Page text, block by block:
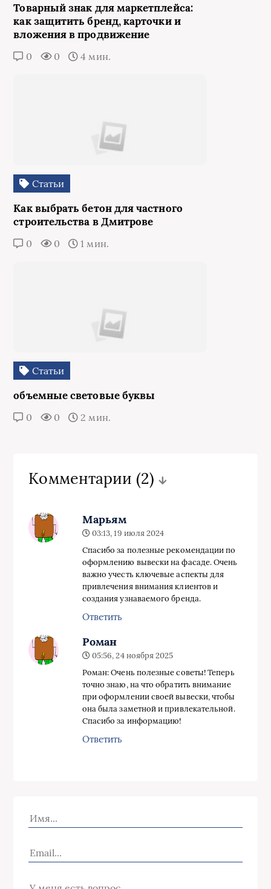
Товарный знак для маркетплейса:
как защитить бренд, карточки и
вложения в продвижение
0 0 4 мин.
Статьи
Как выбрать бетон для частного
строительства в Дмитрове
0 0 1 мин.
Статьи
объемные световые буквы
0 0 2 мин.
Комментарии (2)
Марьям
03:13, 19 июля 2024
Спасибо за полезные рекомендации по
оформлению вывески на фасаде. Очень
важно учесть ключевые аспекты для
привлечения внимания клиентов и
создания узнаваемого бренда.
Ответить
Роман
05:56, 24 ноября 2025
Роман: Очень полезные советы! Теперь
точно знаю, на что обратить внимание
при оформлении своей вывески, чтобы
она была заметной и привлекательной.
Спасибо за информацию!
Ответить